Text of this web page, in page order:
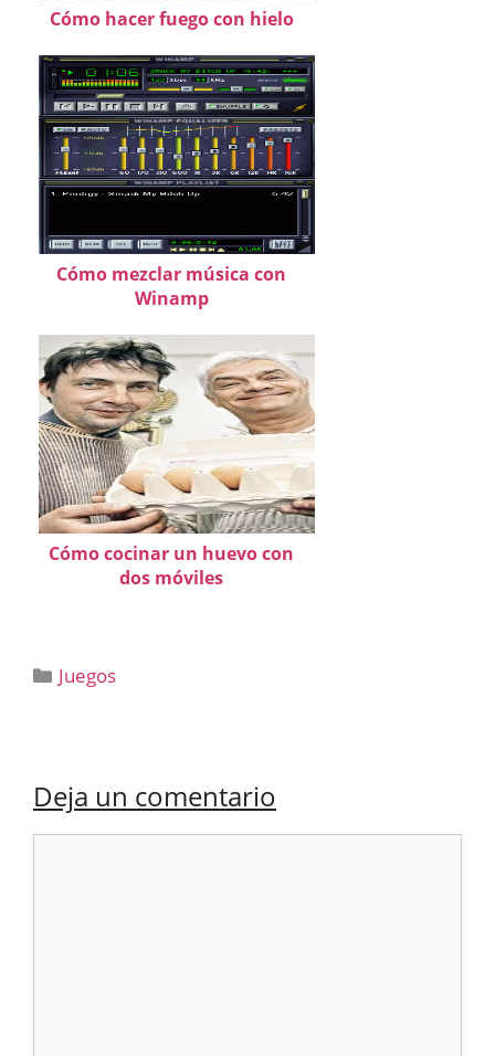
Cómo hacer fuego con hielo
Cómo mezclar música con
Winamp
Cómo cocinar un huevo con
dos móviles
Categorías
Juegos
Deja un comentario